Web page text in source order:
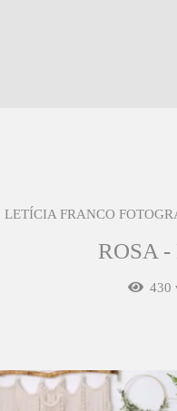
LETÍCIA FRANCO
ROSA
430